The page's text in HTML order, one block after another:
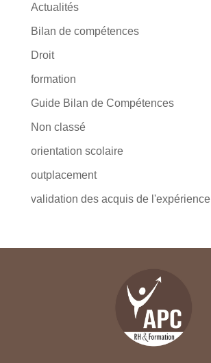
Actualités
Bilan de compétences
Droit
formation
Guide Bilan de Compétences
Non classé
orientation scolaire
outplacement
validation des acquis de l'expérience